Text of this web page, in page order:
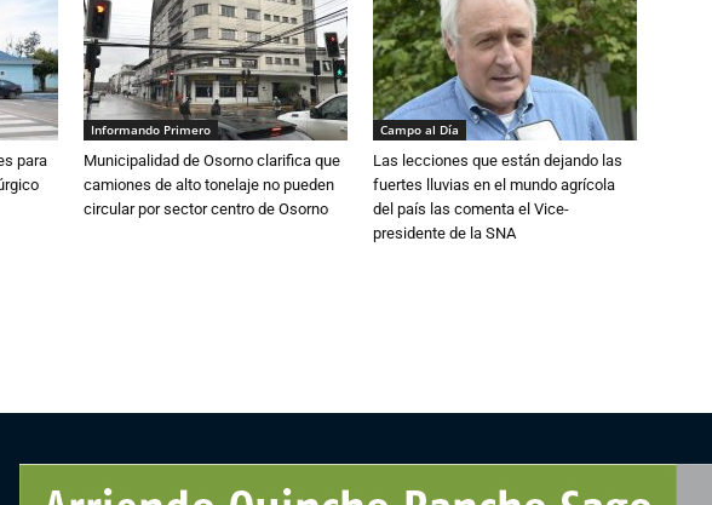
para
Informando Primero
Municipalidad de Osorno clarifica que
camiones de alto tonelaje no pueden
circular por sector centro de Osorno
Campo al Día
Las lecciones que están dejando las
fuertes lluvias en el mundo agrícola
del país las comenta el Vice-
presidente de la SNA